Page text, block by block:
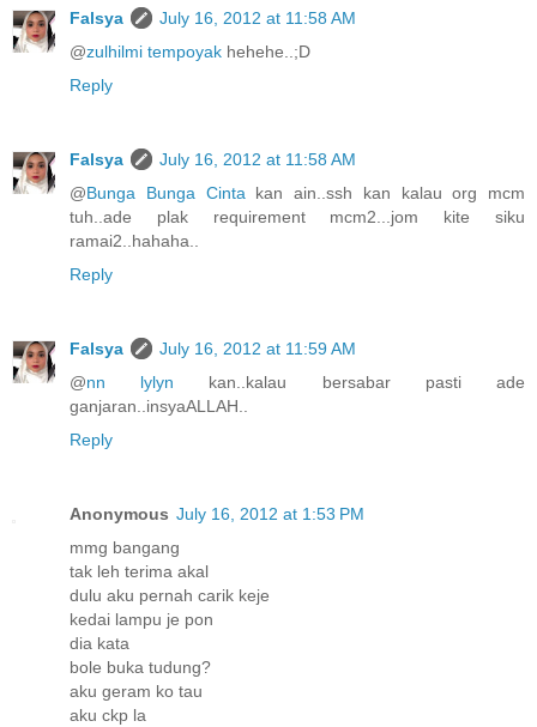
Falsya
July 16, 2012 at 11:58 AM
@zulhilmi tempoyak hehehe..;D
Reply
Falsya
July 16, 2012 at 11:58 AM
@Bunga Bunga Cinta kan ain..ssh kan kalau org mcm
tuh..ade plak requirement mcm2...jom kite siku
ramai2..hahaha..
Reply
Falsya
July 16, 2012 at 11:59 AM
@nn lylyn kan..kalau bersabar pasti ade
ganjaran..insyaALLAH..
Reply
Anonymous July 16, 2012 at 1:53 PM
mmg bangang
tak leh terima akal
dulu aku pernah carik keje
kedai lampu je pon
dia kata
bole buka tudung?
aku geram ko tau
aku ckp la